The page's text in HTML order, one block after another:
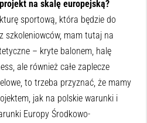
na skalę europejską?
sportową, która będzie do
szkoleniowców, mam tutaj na
– kryte balonem, halę
ale również całe zaplecze
to trzeba przyznać, że mamy
jak na polskie warunki i
Europy Środkowo-